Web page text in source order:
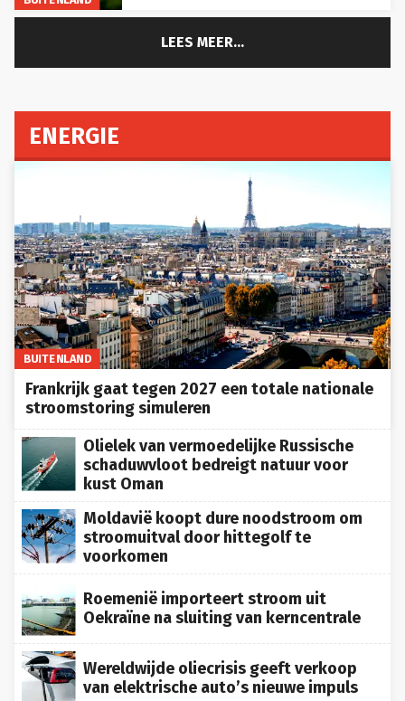
LEES MEER...
ENERGIE
BUITENLAND
Frankrijk gaat tegen 2027 een totale nationale
stroomstoring simuleren
Olielek van vermoedelijke Russische
schaduwvloot bedreigt natuur voor
kust Oman
Moldavië koopt dure noodstroom om
stroomuitval door hittegolf te
voorkomen
Roemenië importeert stroom uit
Oekraïne na sluiting van kerncentrale
Wereldwijde oliecrisis geeft verkoop
van elektrische auto’s nieuwe impuls